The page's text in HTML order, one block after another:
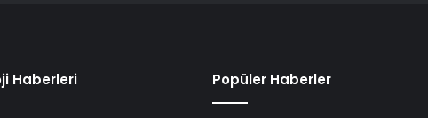
Haberleri Popüler Haberler